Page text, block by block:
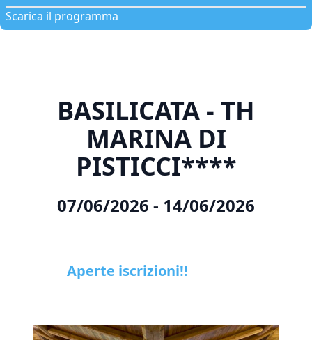
Scarica il programma
BASILICATA - TH
MARINA DI
PISTICCI****
07/06/2026 ‐ 14/06/2026
Aperte iscrizioni!!